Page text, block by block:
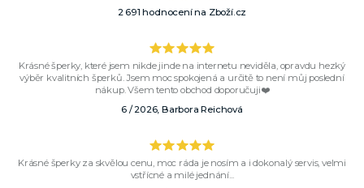
2 691 hodnocení na Zboží.cz
Krásné šperky, které jsem nikde jinde na internetu neviděla, opravdu hezký
výběr kvalitních šperků. Jsem moc spokojená a určitě to není můj poslední
nákup. Všem tento obchod doporučuji❤️
6 / 2026, Barbora Reichová
Krásné šperky za skvělou cenu, moc ráda je nosím a i dokonalý servis, velmi
vstřícné a milé jednání...